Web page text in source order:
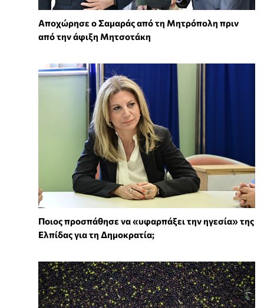
Αποχώρησε ο Σαμαράς από τη Μητρόπολη πριν
από την άφιξη Μητσοτάκη
Ποιος προσπάθησε να «υφαρπάξει την ηγεσία» της
Ελπίδας για τη Δημοκρατία;